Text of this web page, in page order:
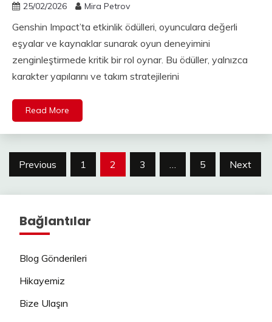
25/02/2026 Mira Petrov
Genshin Impact’ta etkinlik ödülleri, oyunculara değerli
eşyalar ve kaynaklar sunarak oyun deneyimini
zenginleştirmede kritik bir rol oynar. Bu ödüller, yalnızca
karakter yapılarını ve takım stratejilerini
Read More
Posts
Previous 1 2 3 … 5 Next
Bağlantılar
Blog Gönderileri
Hikayemiz
Bize Ulaşın